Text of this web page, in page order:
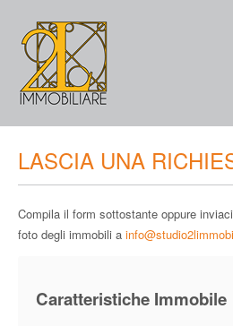
Affitti
chi siamo
LASCIA UNA
Compila il form sottostante oppure
foto degli immobili a
Caratteristiche Immobile